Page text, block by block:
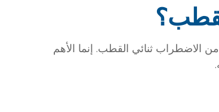
من الاضطراب ثنائي القطب. إنما الأهم